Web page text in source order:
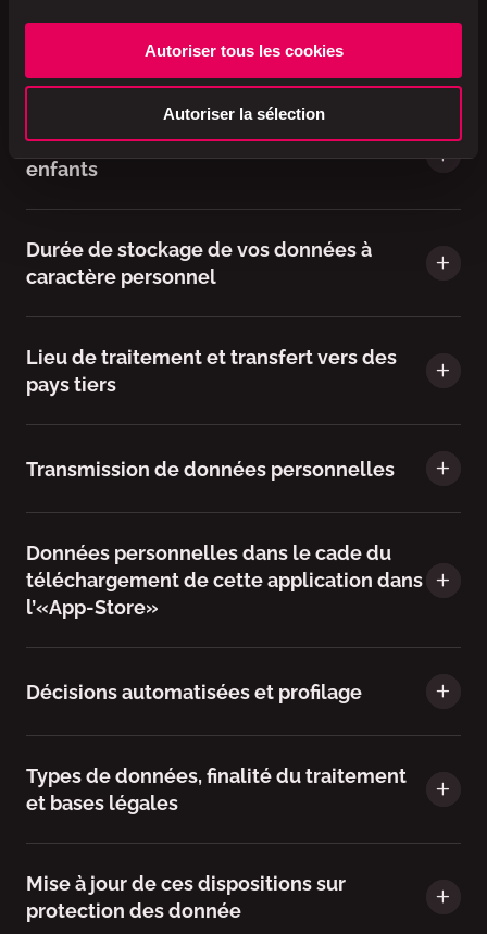
Autoriser tous les cookies
Autoriser la sélection
caractère personnel
Traitement de données concernant des
enfants
Durée de stockage de vos données à
caractère personnel
Lieu de traitement et transfert vers des
pays tiers
Transmission de données personnelles
Données personnelles dans le cade du
téléchargement de cette application dans
l’«App-Store»
Décisions automatisées et profilage
Types de données, finalité du traitement
et bases légales
Mise à jour de ces dispositions sur
protection des donnée